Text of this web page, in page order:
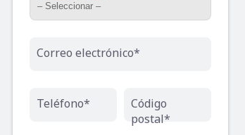
Correo electrónico*
Teléfono*
Código
postal*